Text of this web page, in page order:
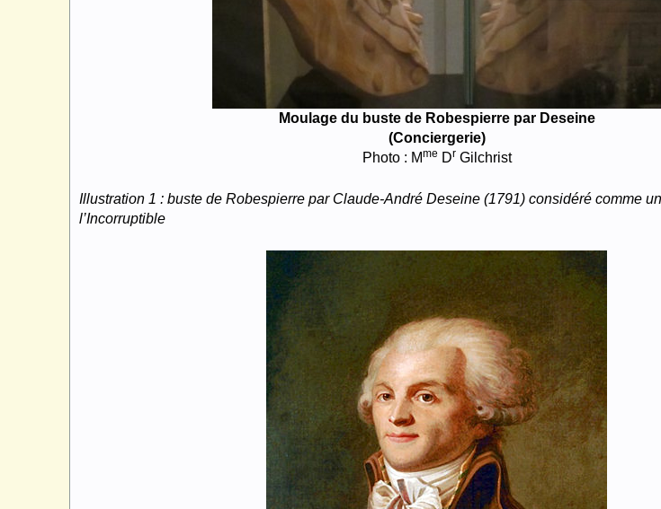
Moulage du buste de Robespierre par Deseine
(Conciergerie)
Photo : Mme Dr Gilchrist
Illustration 1 : buste de Robespierre par Claude-André Deseine (1791) considéré comme
l’Incorruptible